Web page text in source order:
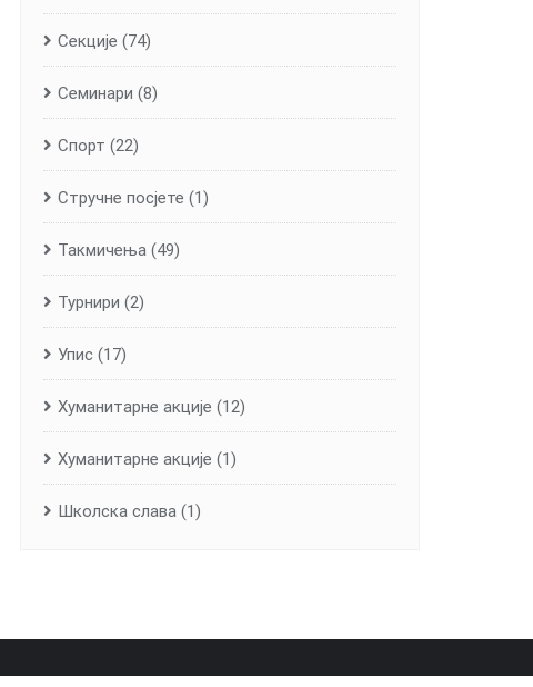
Секције (74)
Семинари (8)
Спорт (22)
Стручне посјете (1)
Такмичења (49)
Турнири (2)
Упис (17)
Хуманитарне aкције (12)
Хуманитарне акције (1)
Школска слава (1)